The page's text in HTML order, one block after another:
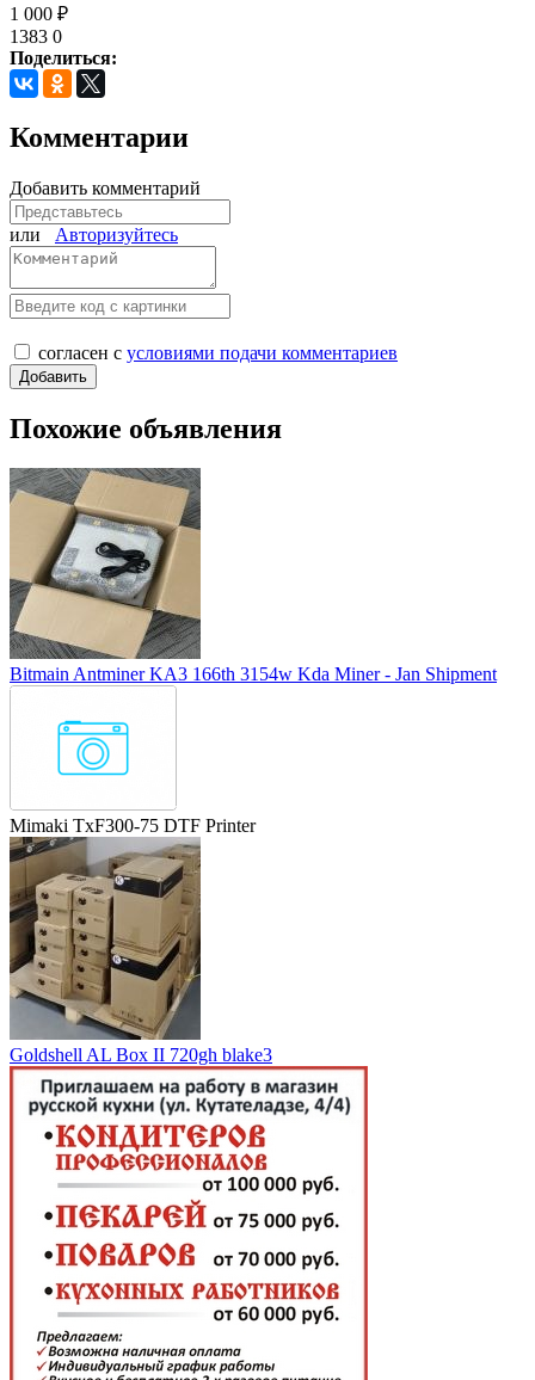
1 000 ₽
1383 0
Поделиться:
Комментарии
Добавить комментарий
или Авторизуйтесь
согласен с условиями подачи комментариев
Похожие объявления
Bitmain Antminer KA3 166th 3154w Kda Miner - Jan Shipment
Mimaki TxF300-75 DTF Printer
Goldshell AL Box II 720gh blake3